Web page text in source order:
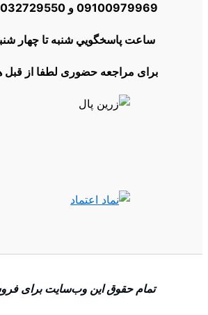
09100979969 و 09032729550 و 09199399690و 02166012504
ساعت پاسخگويي شنبه تا چهار شنبه از ساعت 9:30 تا 18:00 | پنج
برای مراجعه حضوری لطفا از قبل
تمام حقوق اين وب‌سايت برای